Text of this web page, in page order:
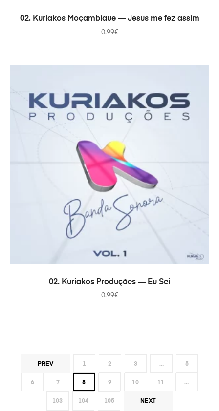
В КОРЗИНУ
02. Kuriakos Moçambique — Jesus me fez assim
0.99€
В КОРЗИНУ
02. Kuriakos Produções — Eu Sei
0.99€
PREV 1 2 3 … 5
6 7 8 9 10 11 …
103 104 105 NEXT